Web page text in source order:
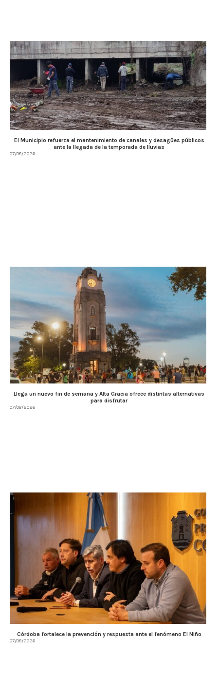
El Municipio refuerza el mantenimiento de canales y desagües públicos
ante la llegada de la temporada de lluvias
07/08/2026
Llega un nuevo fin de semana y Alta Gracia ofrece distintas alternativas
para disfrutar
07/08/2026
Córdoba fortalece la prevención y respuesta ante el fenómeno El Niño
07/08/2026